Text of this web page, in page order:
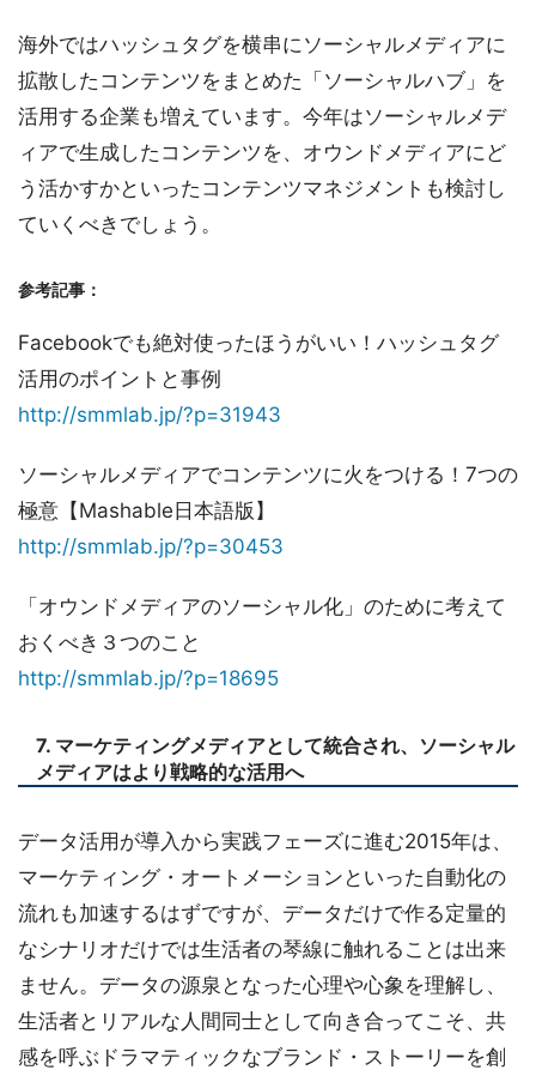
海外ではハッシュタグを横串にソーシャルメディアに
拡散したコンテンツをまとめた「ソーシャルハブ」を
活用する企業も増えています。今年はソーシャルメデ
ィアで生成したコンテンツを、オウンドメディアにど
う活かすかといったコンテンツマネジメントも検討し
ていくべきでしょう。
参考記事：
Facebookでも絶対使ったほうがいい！ハッシュタグ
活用のポイントと事例
http://smmlab.jp/?p=31943
ソーシャルメディアでコンテンツに火をつける！7つの
極意【Mashable日本語版】
http://smmlab.jp/?p=30453
「オウンドメディアのソーシャル化」のために考えて
おくべき３つのこと
http://smmlab.jp/?p=18695
7. マーケティングメディアとして統合され、ソーシャル
メディアはより戦略的な活用へ
データ活用が導入から実践フェーズに進む2015年は、
マーケティング・オートメーションといった自動化の
流れも加速するはずですが、データだけで作る定量的
なシナリオだけでは生活者の琴線に触れることは出来
ません。データの源泉となった心理や心象を理解し、
生活者とリアルな人間同士として向き合ってこそ、共
感を呼ぶドラマティックなブランド・ストーリーを創